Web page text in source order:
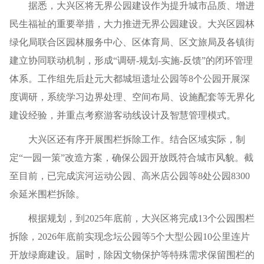
据悉，大兴区将无界公园建设作为提升城市品质、增进
民生福祉的重要举措，大力推进无界公园建设。大兴区园林
绿化局联合区园林服务中心、区体育局、区文旅局及各镇街
建立协同联动机制，形成“调研-规划-实施-反馈”的闭环管理
体系。工作组先后赴元大都城垣遗址公园等8个公园开展深
度调研，系统学习边界处理、空间布局、设施配套等无界化
建设经验，并重点考察游客动线设计及智慧管理模式。
大兴区还有序开展围栏拆除工作。结合区域实际，制
定“一园一策”改造方案，确保公园开放既符合城市风貌。截
至目前，已完成滨河运动公园、高米店公园等8处公园8300
余延米围栏拆除。
根据规划，到2025年底前，大兴区将完成13个公园围栏
拆除，2026年底前实现念坛公园等5个大型公园10公里连片
开放绿廊建设。届时，除因文物保护等特殊需求保留围栏的